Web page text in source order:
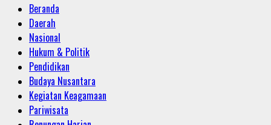
Primary
Menu
Beranda
Daerah
Nasional
Hukum & Politik
Pendidikan
Budaya Nusantara
Kegiatan Keagamaan
Pariwisata